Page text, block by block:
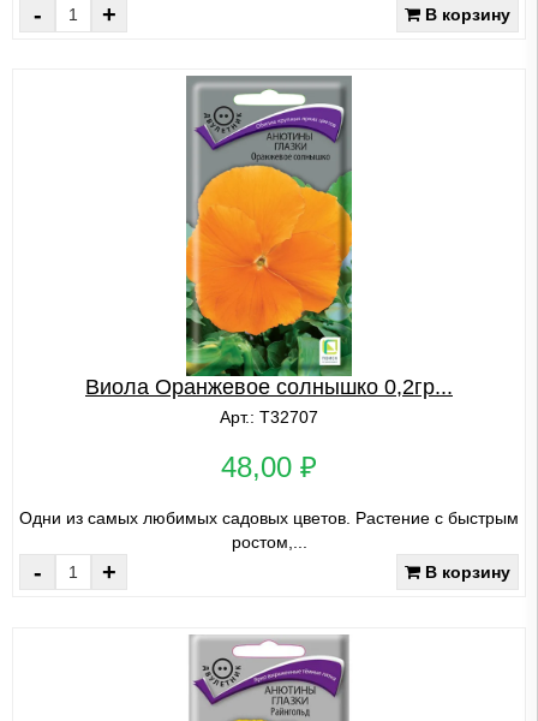
- + В корзину
Виола Оранжевое солнышко 0,2гр...
Арт.: Т32707
48,00 ₽
Одни из самых любимых садовых цветов. Растение с быстрым
ростом,...
- + В корзину